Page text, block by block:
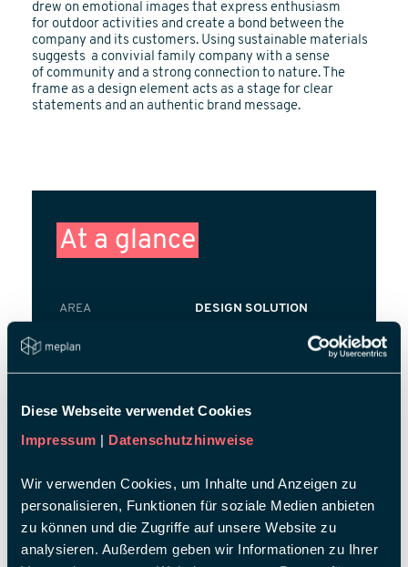
Diese Webseite verwendet Cookies
Impressum | Datenschutzhinweise
Wir verwenden Cookies, um Inhalte und Anzeigen zu
personalisieren, Funktionen für soziale Medien anbieten
zu können und die Zugriffe auf unsere Website zu
analysieren. Außerdem geben wir Informationen zu Ihrer
drew on emotional images that express enthusiasm
for outdoor activities and create a bond between the
company and its customers. Using sustainable materials
suggests a convivial family company with a sense
of community and a strong connection to nature. The
frame as a design element acts as a stage for clear
statements and an authentic brand message.
At a glance
AREA DESIGN SOLUTION
KILLTEC SPORT UND
INDUSTRY SPORTSWEAR
PLACE MUNICH